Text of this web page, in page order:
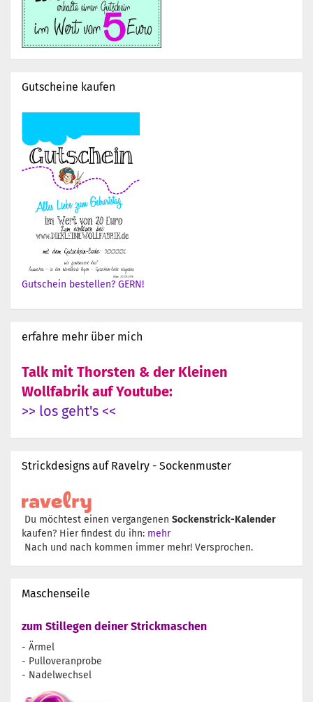
Gutscheine kaufen
Gutschein bestellen? GERN!
erfahre mehr über mich
Talk mit Thorsten & der Kleinen
Wollfabrik auf Youtube:
>> los geht's <<
Strickdesigns auf Ravelry - Sockenmuster
Du möchtest einen vergangenen Sockenstrick-Kalender
kaufen? Hier findest du ihn: mehr
Nach und nach kommen immer mehr! Versprochen.
Maschenseile
zum Stillegen deiner Strickmaschen
- Ärmel
- Pulloveranprobe
- Nadelwechsel